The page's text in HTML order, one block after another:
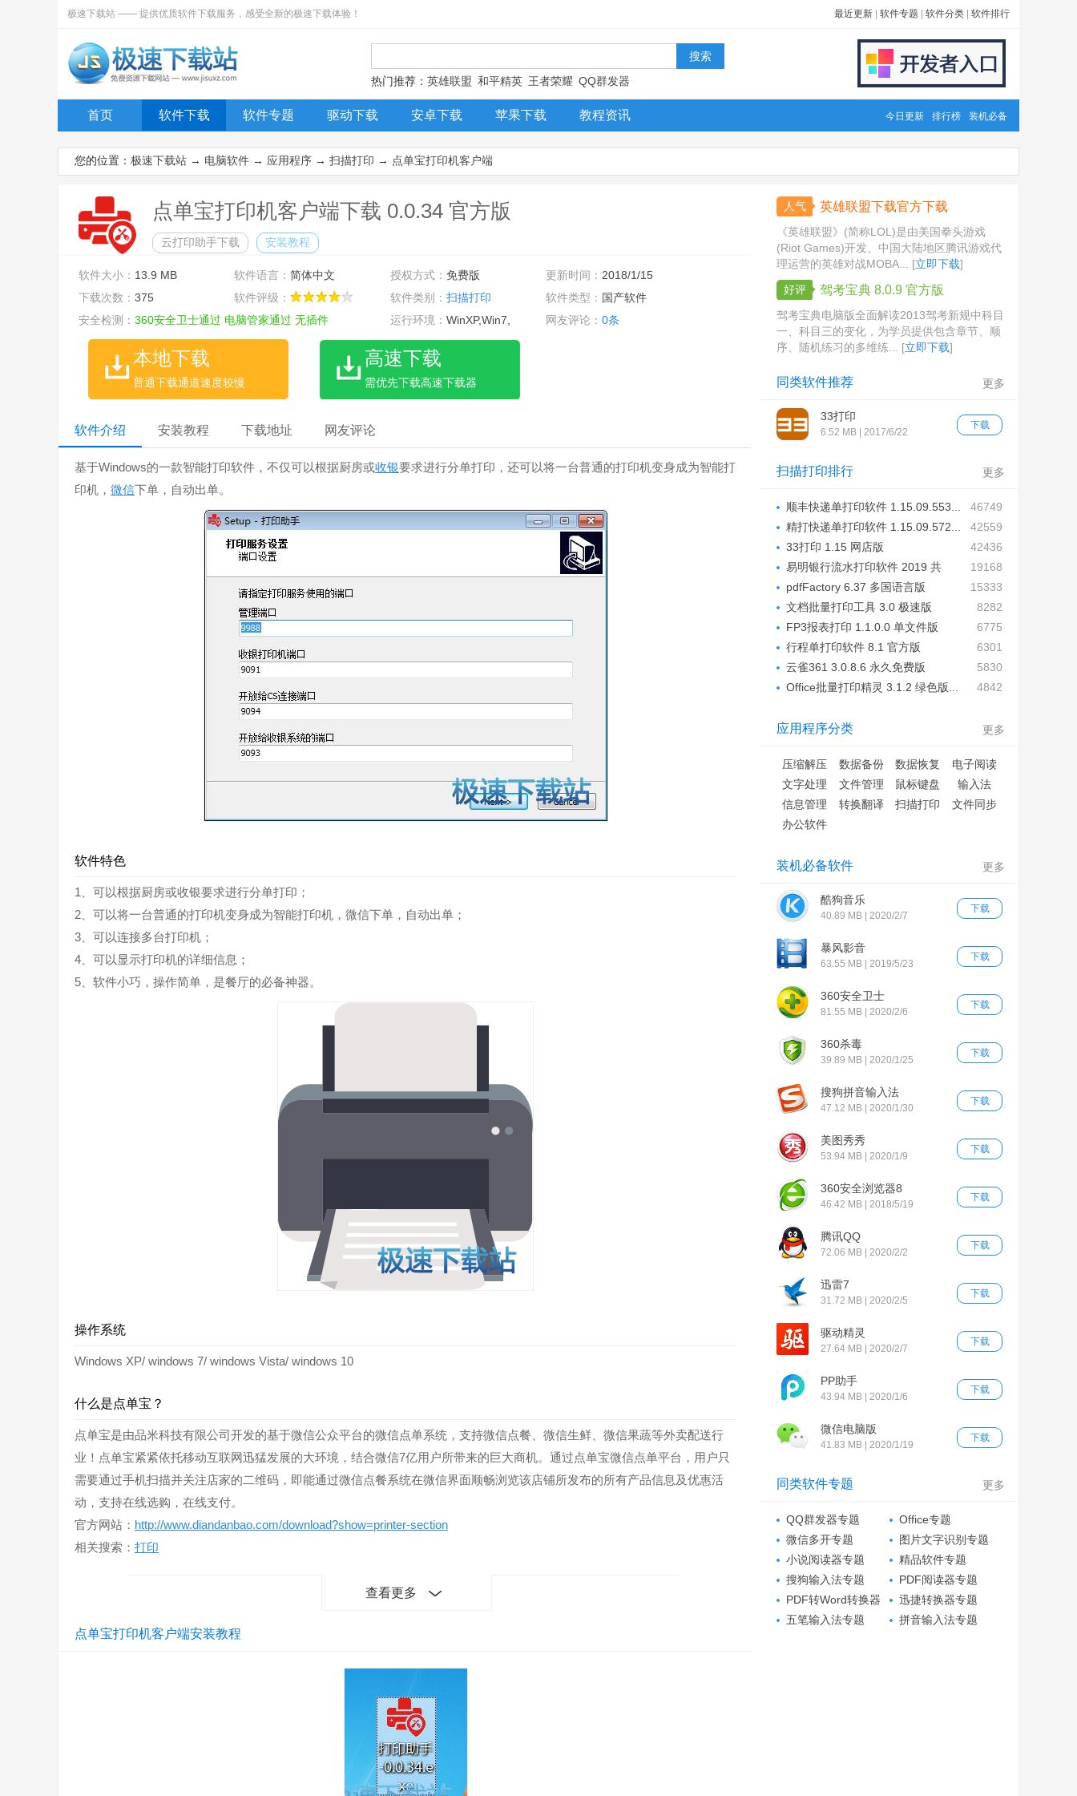
极速下载站 —— 提供优质软件下载服务，感受全新的极速下载体验！ 最近更新 软件专题 软件分类 软件排行
热门推荐： 英雄联盟 和平精英 王者荣耀 QQ群发器
首页 软件下载 软件专题 驱动下载 安卓下载 苹果下载 教程资讯 今日更新 排行榜 装机必备
您的位置： 极速下载站 → 电脑软件 → 应用程序 → 扫描打印 → 点单宝打印机客户端
点单宝打印机客户端下载 0.0.34 官方版
云打印助手下载 安装教程
软件大小： 13.9 MB 软件语言：简体中文 授权方式： 免费版 更新时间： 2018/1/15
下载次数： 375 软件评级： 软件类别： 扫描打印 软件类型： 国产软件
安全检测： 360安全卫士通过 电脑管家通过 无插件 运行环境： WinXP,Win7, 网友评论：0条
本地下载
普通下载通道速度较慢
高速下载
需优先下载高速下载器
软件介绍 安装教程 下载地址 网友评论
基于Windows的一款智能打印软件，不仅可以根据厨房或收银要求进行分单打印，还可以将一台普通的打印机变身成为智能打
印机， 微信下单，自动出单。
软件特色
1、可以根据厨房或收银要求进行分单打印；
2、可以将一台普通的打印机变身成为智能打印机，微信下单，自动出单；
3、可以连接多台打印机；
4、可以显示打印机的详细信息；
5、软件小巧，操作简单，是餐厅的必备神器。
操作系统
Windows XP/ windows 7/ windows Vista/ windows 10
什么是点单宝？
点单宝是由品米科技有限公司开发的基于微信公众平台的微信点单系统，支持微信点餐、微信生鲜、微信果蔬等外卖配送行
业！点单宝紧紧依托移动互联网迅猛发展的大环境，结合微信7亿用户所带来的巨大商机。通过点单宝微信点单平台，用户只
需要通过手机扫描并关注店家的二维码，即能通过微信点餐系统在微信界面顺畅浏览该店铺所发布的所有产品信息及优惠活
动，支持在线选购，在线支付。
官方网站： http://www.diandanbao.com/download?show=printer-section
相关搜索： 打印
查看更多
点单宝打印机客户端安装教程
人气 英雄联盟下载官方下载
《英雄联盟》(简称LOL)是由美国拳头游戏
(Riot Games)开发、中国大陆地区腾讯游戏代
理运营的英雄对战MOBA... [立即下载]
好评
驾考宝典 8.0.9 官方版
驾考宝典电脑版全面解读2013驾考新规中科目
一、科目三的变化，为学员提供包含章节、顺
序、随机练习的多维练... [立即下载]
更多
同类软件推荐
下载
33打印
6.52 MB | 2017/6/22
更多
扫描打印排行
46749
顺丰快递单打印软件 1.15.09.553...
42559
精打快递单打印软件 1.15.09.572...
42436
33打印 1.15 网店版
19168
易明银行流水打印软件 2019 共
享...
15333
pdfFactory 6.37 多国语言版
8282
文档批量打印工具 3.0 极速版
6775
FP3报表打印 1.1.0.0 单文件版
6301
行程单打印软件 8.1 官方版
5830
云雀361 3.0.8.6 永久免费版
4842
Office批量打印精灵 3.1.2 绿色版...
更多
应用程序分类
压缩解压 数据备份 数据恢复
电子阅读
文字处理
文件管理 鼠标键盘
输入法
信息管理
转换翻译 扫描打印
文件同步
办公软件
更多
装机必备软件
下载
酷狗音乐
40.89 MB | 2020/2/7
下载
暴风影音
63.55 MB | 2019/5/23
下载
360安全卫士
81.55 MB | 2020/2/6
下载
360杀毒
39.89 MB | 2020/1/25
下载
搜狗拼音输入法
47.12 MB | 2020/1/30
下载
美图秀秀
53.94 MB | 2020/1/9
下载
360安全浏览器8
46.42 MB | 2018/5/19
下载
腾讯QQ
72.06 MB | 2020/2/2
下载
迅雷7
31.72 MB | 2020/2/5
下载
驱动精灵
27.64 MB | 2020/2/7
下载
PP助手
43.94 MB | 2020/1/6
下载
微信电脑版
41.83 MB | 2020/1/19
更多
同类软件专题
QQ群发器专题
Office专题
微信多开专题
图片文字识别专题
小说阅读器专题
精品软件专题
搜狗输入法专题
PDF阅读器专题
PDF转Word转换器
专题
迅捷转换器专题
五笔输入法专题
拼音输入法专题